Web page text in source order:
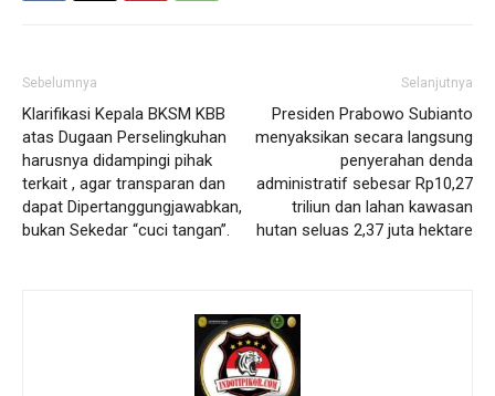
Sebelumnya
Klarifikasi Kepala BKSM KBB
atas Dugaan Perselingkuhan
harusnya didampingi pihak
terkait , agar transparan dan
dapat Dipertanggungjawabkan,
bukan Sekedar “cuci tangan”.
Selanjutnya
Presiden Prabowo Subianto
menyaksikan secara langsung
penyerahan denda
administratif sebesar Rp10,27
triliun dan lahan kawasan
hutan seluas 2,37 juta hektare